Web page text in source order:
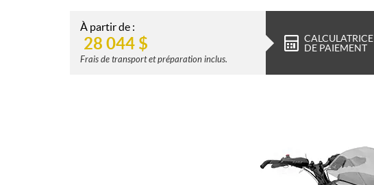
À partir de :
28 044 $
Frais de transport et préparation inclus.
CALCULATRICE
DE PAIEMENT